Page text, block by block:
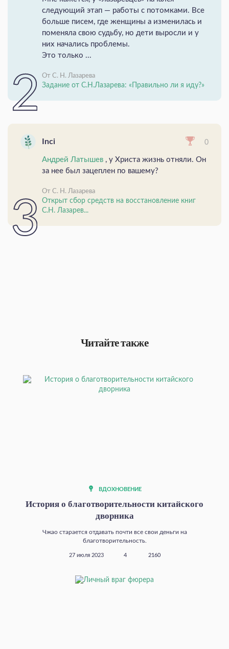
следующий этап — работы с потомками. Все
больше писем, где женщины а изменилась и
поменяла свою судьбу, но дети выросли и у
них начались проблемы.
Это только ...
От С. Н. Лазарева
Задание от С.Н.Лазарева: «Правильно ли я иду?»
Inci 0
Андрей Латышев , у Христа жизнь отняли. Он
за нее был зацеплен по вашему?
От С. Н. Лазарева
Открыт сбор средств на восстановление книг
С.Н. Лазарев...
Читайте также
ВДОХНОВЕНИЕ
История о благотворительности китайского
дворника
Чжао старается отдавать почти все свои деньги на
благотворительность.
27 июля 2023 4 2160